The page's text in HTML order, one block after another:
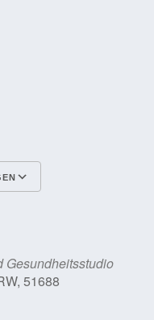
Gesundheitsstudio
51688